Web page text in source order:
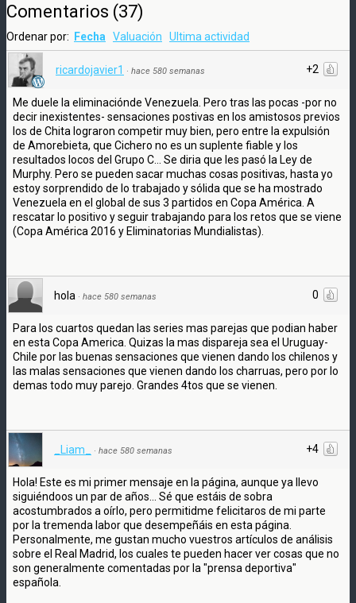
Comentarios (37)
Ordenar por: Fecha Valuación Ultima actividad
+2
ricardojavier1 · hace 580 semanas
Me duele la eliminaciónde Venezuela. Pero tras las pocas -por no
decir inexistentes- sensaciones postivas en los amistosos previos
los de Chita lograron competir muy bien, pero entre la expulsión
de Amorebieta, que Cichero no es un suplente fiable y los
resultados locos del Grupo C... Se diria que les pasó la Ley de
Murphy. Pero se pueden sacar muchas cosas positivas, hasta yo
estoy sorprendido de lo trabajado y sólida que se ha mostrado
Venezuela en el global de sus 3 partidos en Copa América. A
rescatar lo positivo y seguir trabajando para los retos que se viene
(Copa América 2016 y Eliminatorias Mundialistas).
0
hola · hace 580 semanas
Para los cuartos quedan las series mas parejas que podian haber
en esta Copa America. Quizas la mas dispareja sea el Uruguay-
Chile por las buenas sensaciones que vienen dando los chilenos y
las malas sensaciones que vienen dando los charruas, pero por lo
demas todo muy parejo. Grandes 4tos que se vienen.
+4
_Liam_ · hace 580 semanas
Hola! Este es mi primer mensaje en la página, aunque ya llevo
siguiéndoos un par de años... Sé que estáis de sobra
acostumbrados a oírlo, pero permitidme felicitaros de mi parte
por la tremenda labor que desempeñáis en esta página.
Personalmente, me gustan mucho vuestros artículos de análisis
sobre el Real Madrid, los cuales te pueden hacer ver cosas que no
son generalmente comentadas por la "prensa deportiva"
española.